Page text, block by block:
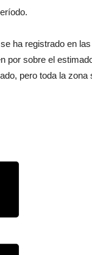
ha registrado en las
por sobre el
pero toda la zona